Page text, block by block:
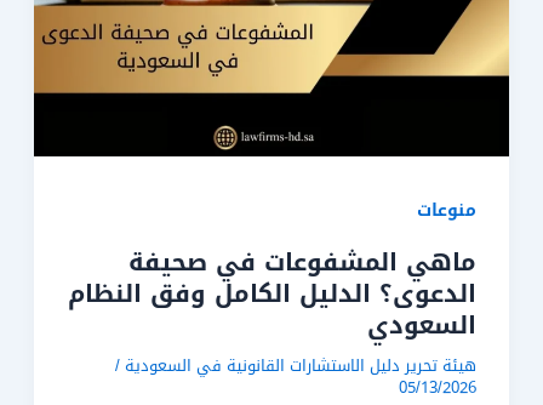
منوعات
ماهي المشفوعات في صحيفة
الدعوى؟ الدليل الكامل وفق النظام
السعودي
هيئة تحرير دليل الاستشارات القانونية في السعودية /
05/13/2026